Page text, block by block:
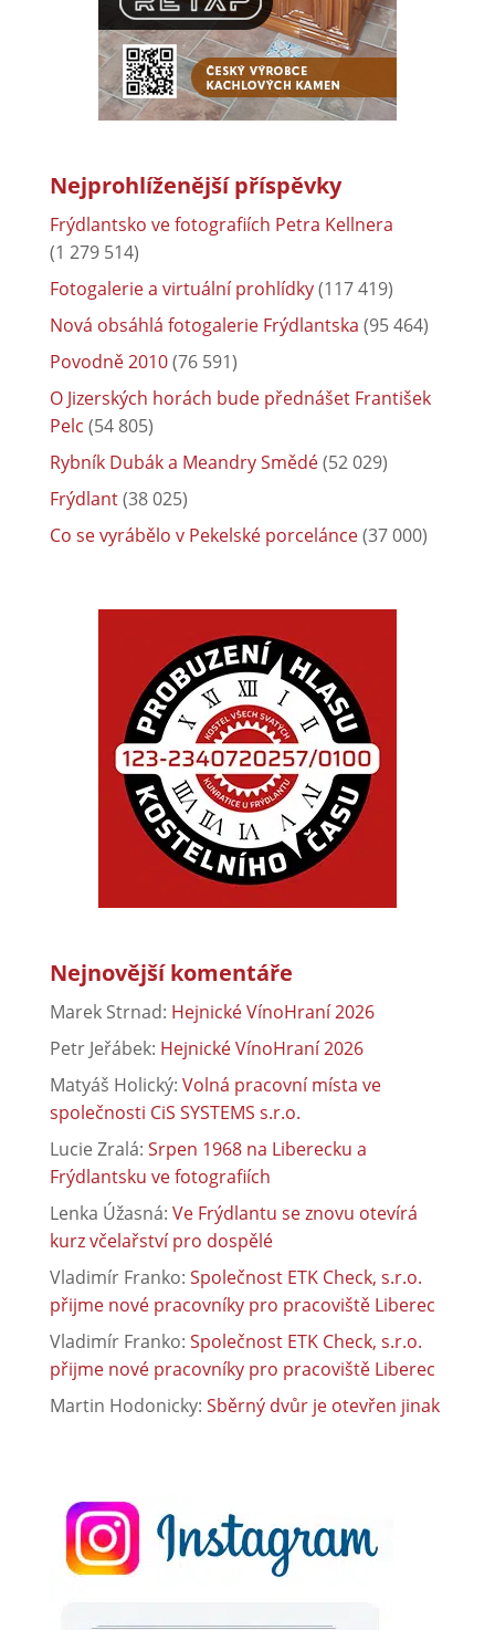
Nejprohlíženější příspěvky
Frýdlantsko ve fotografiích Petra Kellnera
(1 279 514)
Fotogalerie a virtuální prohlídky(117 419)
Nová obsáhlá fotogalerie Frýdlantska (95 464)
Povodně 2010(76 591)
O Jizerských horách bude přednášet František
Pelc (54 805)
Rybník Dubák a Meandry Smědé(52 029)
Frýdlant(38 025)
Co se vyrábělo v Pekelské porcelánce(37 000)
Nejnovější komentáře
Marek Strnad: Hejnické VínoHraní 2026
Petr Jeřábek: Hejnické VínoHraní 2026
Matyáš Holický: Volná pracovní místa ve
společnosti CiS SYSTEMS s.r.o.
Lucie Zralá: Srpen 1968 na Liberecku a
Frýdlantsku ve fotografiích
Lenka Úžasná: Ve Frýdlantu se znovu otevírá
kurz včelařství pro dospělé
Vladimír Franko: Společnost ETK Check, s.r.o.
přijme nové pracovníky pro pracoviště Liberec
Vladimír Franko: Společnost ETK Check, s.r.o.
přijme nové pracovníky pro pracoviště Liberec
Martin Hodonicky: Sběrný dvůr je otevřen jinak